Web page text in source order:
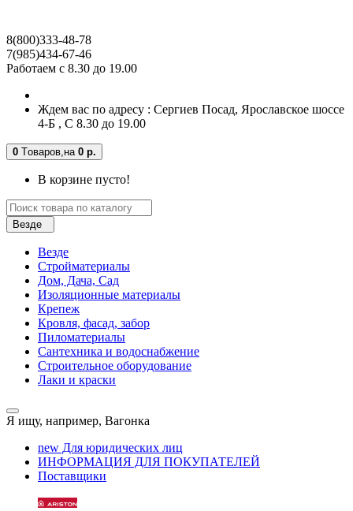
8(800)333-48-78
7(985)434-67-46
Работаем с 8.30 до 19.00
Ждем вас по адресу : Сергиев Посад, Ярославское шоссе
4-Б , С 8.30 до 19.00
0 Tоваров,на 0 р.
В корзине пусто!
Везде
Везде
Стройматериалы
Дом, Дача, Сад
Изоляционные материалы
Крепеж
Кровля, фасад, забор
Пиломатериалы
Сантехника и водоснабжение
Строительное оборудование
Лаки и краски
Я ищу, например, Вагонка
new Для юридических лиц
ИНФОРМАЦИЯ ДЛЯ ПОКУПАТЕЛЕЙ
Поставщики